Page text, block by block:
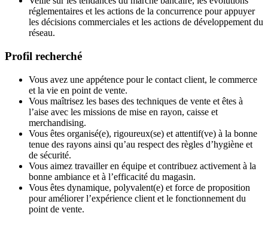
réglementaires et les actions de la concurrence pour appuyer
les décisions commerciales et les actions de développement du
réseau.
Profil recherché
Vous avez une appétence pour le contact client, le commerce
et la vie en point de vente.
Vous maîtrisez les bases des techniques de vente et êtes à
l’aise avec les missions de mise en rayon, caisse et
merchandising.
Vous êtes organisé(e), rigoureux(se) et attentif(ve) à la bonne
tenue des rayons ainsi qu’au respect des règles d’hygiène et
de sécurité.
Vous aimez travailler en équipe et contribuez activement à la
bonne ambiance et à l’efficacité du magasin.
Vous êtes dynamique, polyvalent(e) et force de proposition
pour améliorer l’expérience client et le fonctionnement du
point de vente.